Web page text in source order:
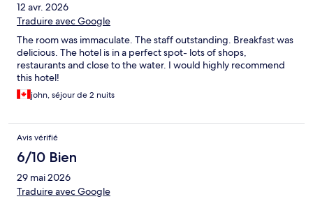
12 avr. 2026
Traduire avec Google
The room was immaculate. The staff outstanding. Breakfast was
delicious. The hotel is in a perfect spot- lots of shops,
restaurants and close to the water. I would highly recommend
this hotel!
john, séjour de 2 nuits
Avis vérifié
6/10 Bien
29 mai 2026
Traduire avec Google